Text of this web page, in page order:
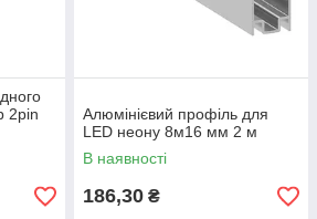
2pin
Алюмінієвий профіль для
LED неону 8м16 мм 2 м
В наявності
186,30 ₴